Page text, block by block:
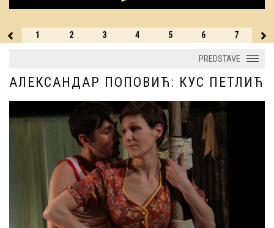
31 1 2 3 4 5 6 7
PREDSTAVE
АЛЕКСАНДАР ПОПОВИЋ: КУС ПЕТЛИЋ